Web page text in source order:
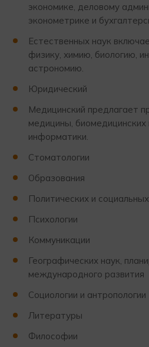
экономике, деловому
эконометрике и
Естественных наук
физику, химию, биологию,
астрономию.
Юридический
Медицинский предлагает
медицины, биомедицинских
информатики.
Стоматологии
Образования
Политических и
Психологии
Коммуникации
Географических наук,
международного развития
Социологии и антропологии
Литературы
Философии